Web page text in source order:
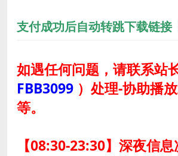
支付成功后自动转跳下载链接
如遇任何问题，请联系站
FBB3099 ） 处理-协助播
等。
【08:30-23:30】深夜信